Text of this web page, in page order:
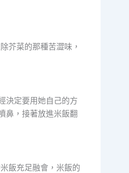
芥菜的那種苦澀味，
決定要用她自己的方
鼻，接著放進米飯翻
飯充足融會，米飯的